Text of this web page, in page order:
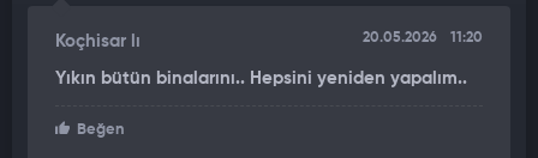
Koçhisar lı 20.05.2026 11:20
Yıkın bütün binalarını.. Hepsini yeniden yapalım..
Beğen